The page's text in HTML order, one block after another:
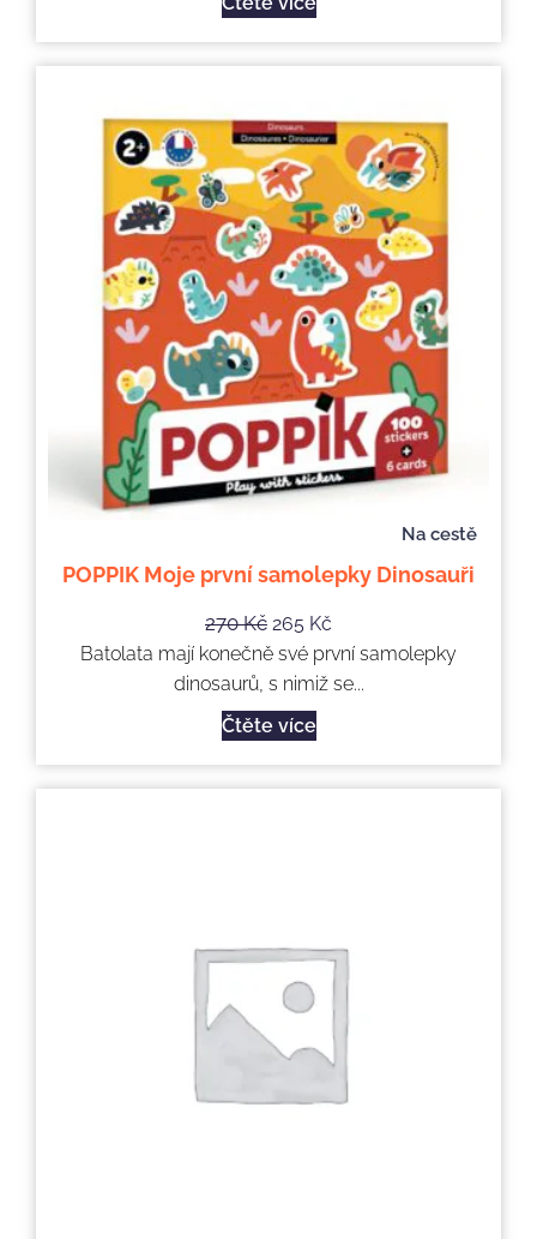
Na cestě
POPPIK Moje první samolepky Dinosauři
270Kč 265 Kč
Batolata mají konečně své první samolepky
dinosaurů, s nimiž se...
Čtěte více